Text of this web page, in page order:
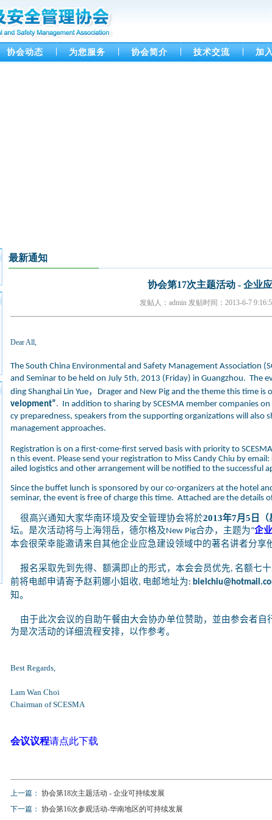
协会动态 为您服务 协会简介 技术交流 加
最新通知
协会第17次主题活动 - 企业
发贴人：admin 发贴时间：2013-6-7
Dear All,
The South China Environmental and Safety Management Association
and Seminar to be held on July 5th, 2013 (Friday) in Guangzhou. The
ding Shanghai Lin Yue， Drager and New Pig and the theme this time is
velopment”. In addition to sharing by SCESMA member companies
cy preparedness, speakers from the supporting organizations will also
management approaches.
Registration is on a first-come-first served basis with priority to
n this event. Please send your registration to Miss Candy Chiu by email:
ailed logistics and other arrangement will be notified to the successful
Since the buffet lunch is sponsored by our co-organizers at the hotel
seminar, the event is free of charge this time. Attached are the details
很高兴通知大家华南环境及安全管理协会将於2013年7月5日（
坛。是次活动将与上海翎岳，德尔格及New Pig合办，主题为“企
本会很荣幸能邀请来自其他企业应急建设领域中的著名讲者分享
报名采取先到先得、额满即止的形式，本会会员优先, 名额七
前将电邮申请寄予赵莉娜小姐收, 电邮地址为:
知。
由于此次会议的自助午餐由大会协办单位赞助，並由参会者自
为是次活动的详细流程安排，以作参考。
Best Regards,
Lam Wan Choi
Chairman of SCESMA
会议议程请点此下载
上一篇： 协会第18次主题活动 - 企业可持续发展
下一篇： 协会第16次参观活动-华南地区的可持续发展